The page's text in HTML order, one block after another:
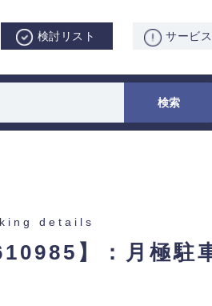
検討リスト サービ
details
】：月極駐